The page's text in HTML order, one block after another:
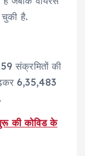
है.
संक्रमितों की
6,35,483
की कोविड के